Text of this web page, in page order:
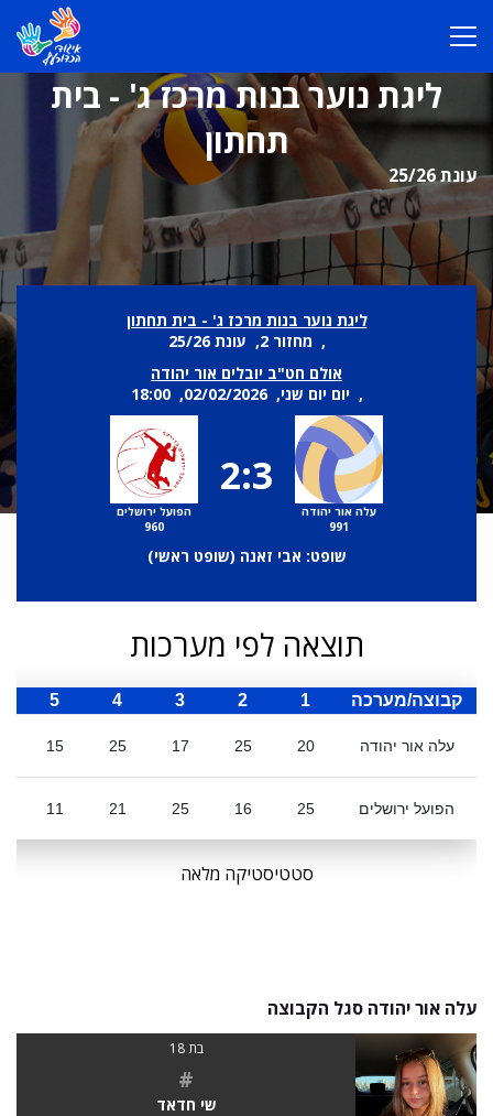
ליגת נוער בנות מרכז ג' - בית
תחתון
עונת 25/26
ליגת נוער בנות מרכז ג' - בית תחתון
, מחזור 2, עונת 25/26
אולם חט"ב יובלים אור יהודה
, יום יום שני, 02/02/2026, 18:00
עלה אור יהודה
991
2:3
הפועל ירושלים
960
שופט: אבי זאנה (שופט ראשי)
תוצאה לפי מערכות
קבוצה/מערכה 1
2
3
4
5
עלה אור יהודה 20
25
17
25
15
הפועל ירושלים 25
16
25
21
11
סטטיסטיקה מלאה
עלה אור יהודה סגל הקבוצה
בת 18
#
שי חדאד